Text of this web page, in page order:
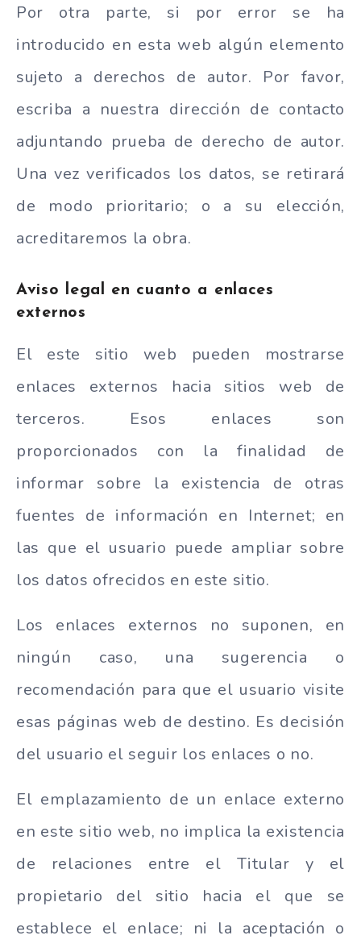
Por otra parte, si por error se ha
introducido en esta web algún elemento
sujeto a derechos de autor. Por favor,
escriba a nuestra dirección de contacto
adjuntando prueba de derecho de autor.
Una vez verificados los datos, se retirará
de modo prioritario; o a su elección,
acreditaremos la obra.
Aviso legal en cuanto a enlaces
externos
El este sitio web pueden mostrarse
enlaces externos hacia sitios web de
terceros. Esos enlaces son
proporcionados con la finalidad de
informar sobre la existencia de otras
fuentes de información en Internet; en
las que el usuario puede ampliar sobre
los datos ofrecidos en este sitio.
Los enlaces externos no suponen, en
ningún caso, una sugerencia o
recomendación para que el usuario visite
esas páginas web de destino. Es decisión
del usuario el seguir los enlaces o no.
El emplazamiento de un enlace externo
en este sitio web, no implica la existencia
de relaciones entre el Titular y el
propietario del sitio hacia el que se
establece el enlace; ni la aceptación o